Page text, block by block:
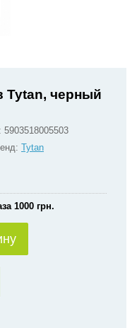
Tytan, черный
5903518005503
Tytan
1000 грн.